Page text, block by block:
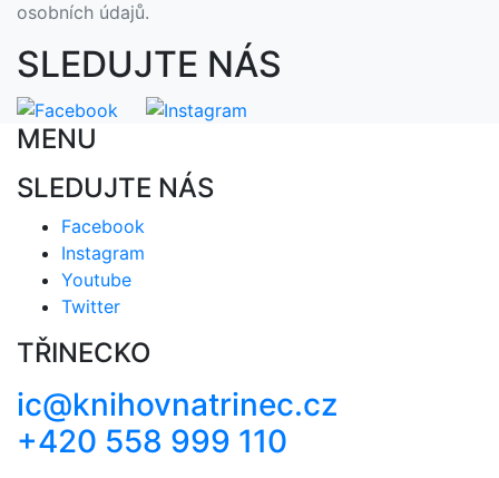
osobních údajů.
SLEDUJTE NÁS
MENU
SLEDUJTE NÁS
Facebook
Instagram
Youtube
Twitter
TŘINECKO
ic@knihovnatrinec.cz
+420 558 999 110